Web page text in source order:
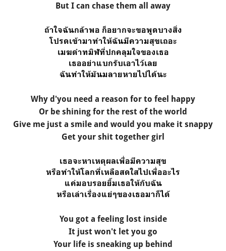
But I can chase them all away
ถ้าใจฉันกล้าพอ ก็อยากจะขอพูดบางสิ่ง
โปรดเข้ามาทำให้ฉันมีความสุขเถอะ
เมฆดำทมิฬที่ปกคลุมใจของเธอ
เธออย่าแบกรับเอาไว้เลย
ฉันทำให้มันมลายหายไปได้นะ
Why d'you need a reason for to feel happy
Or be shining for the rest of the world
Give me just a smile and would you make it snappy
Get your shit together girl
เธอจะหาเหตุผลเพื่อมีความสุข
หรือทำให้โลกที่เหลือสดใสไปเพื่ออะไร
แค่มอบรอยยิ้มเธอให้กับฉัน
หรือเล่าเรื่องแย่ๆของเธอมาก็ได้
You got a feeling lost inside
It just won't let you go
Your life is sneaking up behind